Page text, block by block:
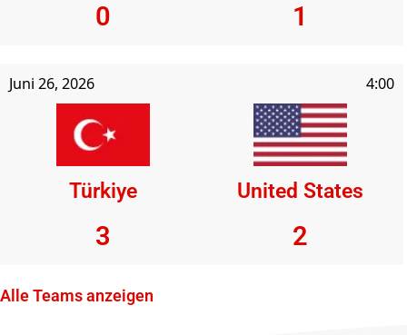
0 1
Juni 26, 2026 4:00
Türkiye United States
3 2
Alle Teams anzeigen